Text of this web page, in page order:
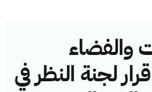
والفضاء
لجنة النظر في